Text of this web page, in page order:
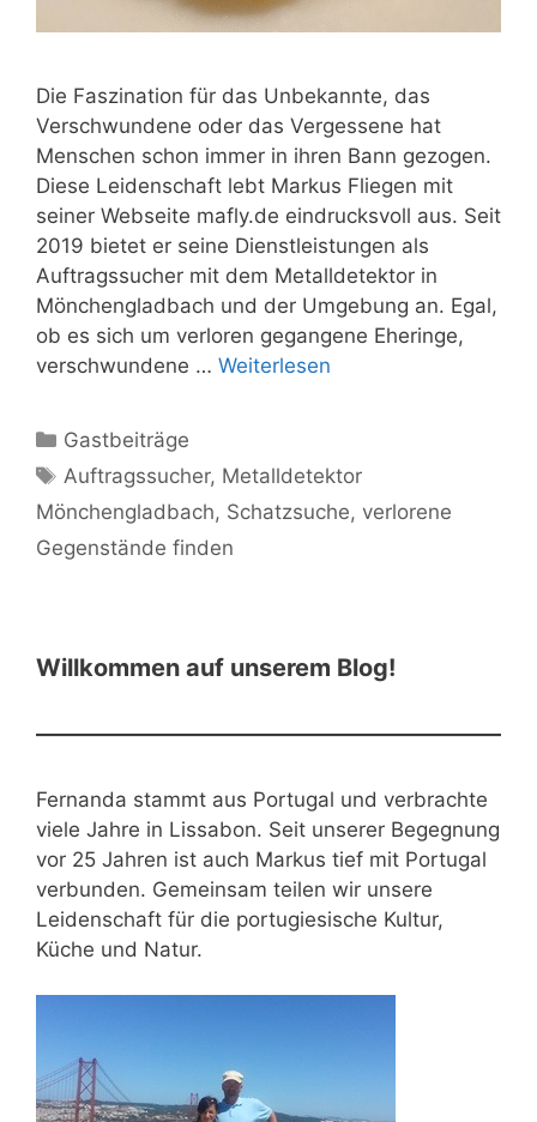
Die Faszination für das Unbekannte, das
Verschwundene oder das Vergessene hat
Menschen schon immer in ihren Bann gezogen.
Diese Leidenschaft lebt Markus Fliegen mit
seiner Webseite mafly.de eindrucksvoll aus. Seit
2019 bietet er seine Dienstleistungen als
Auftragssucher mit dem Metalldetektor in
Mönchengladbach und der Umgebung an. Egal,
ob es sich um verloren gegangene Eheringe,
verschwundene … Weiterlesen
Kategorien
Gastbeiträge
Schlagwörter
Auftragssucher, Metalldetektor
Mönchengladbach, Schatzsuche, verlorene
Gegenstände finden
Willkommen auf unserem Blog!
Fernanda stammt aus Portugal und verbrachte
viele Jahre in Lissabon. Seit unserer Begegnung
vor 25 Jahren ist auch Markus tief mit Portugal
verbunden. Gemeinsam teilen wir unsere
Leidenschaft für die portugiesische Kultur,
Küche und Natur.